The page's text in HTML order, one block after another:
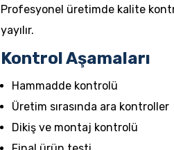
Profesyonel üretimde kalite
yayılır.
Kontrol Aşamaları
Hammadde kontrolü
Üretim sırasında ara kontroller
Dikiş ve montaj kontrolü